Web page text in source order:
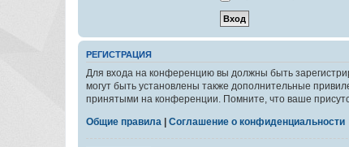
РЕГИСТРАЦИЯ
Для входа на конференцию вы должны быть
могут быть установлены также дополнительные
принятыми на конференции. Помните, что ваше
Общие правила
Соглашение о конфиденциальности